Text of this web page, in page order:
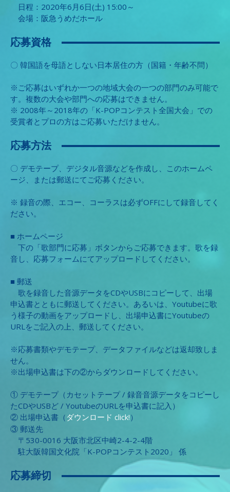
日程：2020年6月6日(土) 15:00～
会場：阪急うめだホール
応募資格
〇 韓国語を母語としない日本居住の方（国籍・年齢不問）
※ご応募はいずれか一つの地域大会の一つの部門のみ可能で
す。複数の大会や部門への応募はできません。
※ 2008年～2018年の「K-POPコンテスト全国大会」での
受賞者とプロの方はご応募いただけません。
応募方法
〇 デモテープ、デジタル音源などを作成し、このホームペ
ージ、または郵送にてご応募ください。
※ 録音の際、エコー、コーラスは必ずOFFにして録音してく
ださい。
■ ホームページ
下の「歌部門に応募」ボタンからご応募できます。歌を録
音し、応募フォームにてアップロードしてください。
■ 郵送
歌を録音した音源データをCDやUSBにコピーして、出場
申込書とともに郵送してください。あるいは、Youtubeに歌
う様子の動画をアップロードし、出場申込書にYoutubeの
URLをご記入の上、郵送してください。
※応募書類やデモテープ、データファイルなどは返却致しま
せん。
※出場申込書は下の②からダウンロードしてください。
① デモテープ（カセットテープ / 録音音源データをコピーし
たCDやUSBど / YoutubeのURLを申込書に記入）
② 出場申込書（ ダウンロード click!）
③ 郵送先
〒530-0016 大阪市北区中崎2-4-2-4階
駐大阪韓国文化院「K-POPコンテスト2020」 係
応募締切